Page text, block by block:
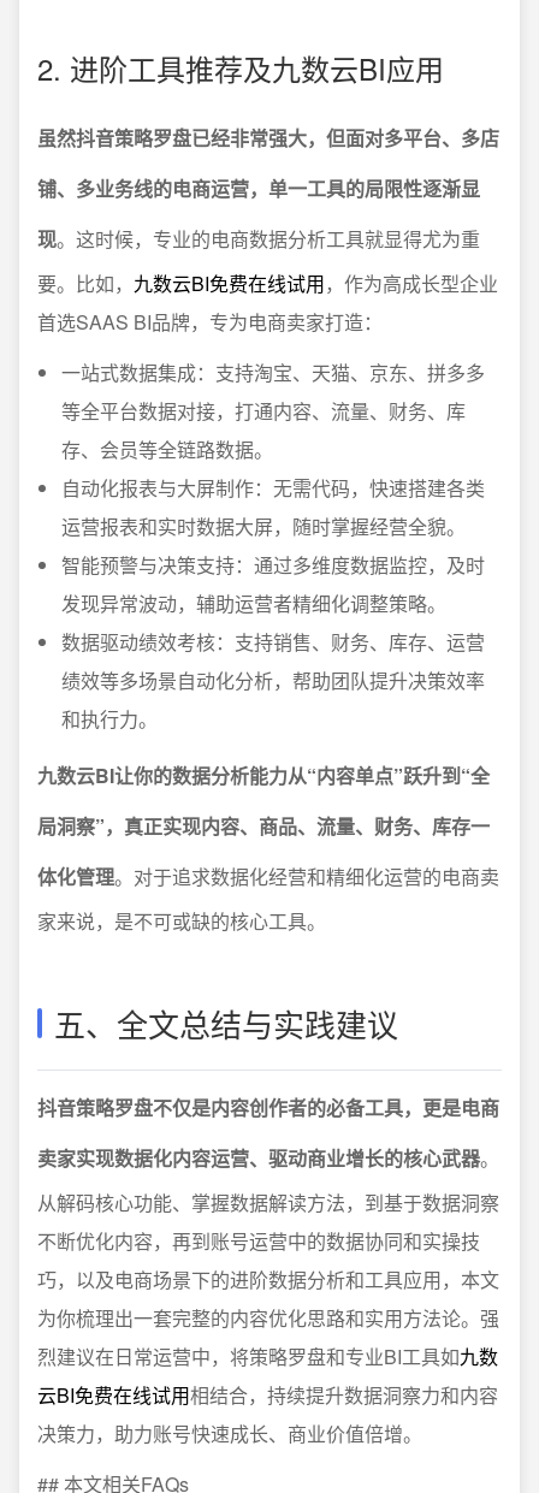
2. 进阶工具推荐及九数云BI应用
虽然抖音策略罗盘已经非常强大，但面对多平台、多店
铺、多业务线的电商运营，单一工具的局限性逐渐显
现。这时候，专业的电商数据分析工具就显得尤为重
要。比如， 九数云BI免费在线试用，作为高成长型企业
首选SAAS BI品牌，专为电商卖家打造：
一站式数据集成：支持淘宝、天猫、京东、拼多多
等全平台数据对接，打通内容、流量、财务、库
存、会员等全链路数据。
自动化报表与大屏制作：无需代码，快速搭建各类
运营报表和实时数据大屏，随时掌握经营全貌。
智能预警与决策支持：通过多维度数据监控，及时
发现异常波动，辅助运营者精细化调整策略。
数据驱动绩效考核：支持销售、财务、库存、运营
绩效等多场景自动化分析，帮助团队提升决策效率
和执行力。
九数云BI让你的数据分析能力从“内容单点”跃升到“全
局洞察”，真正实现内容、商品、流量、财务、库存一
体化管理。对于追求数据化经营和精细化运营的电商卖
家来说，是不可或缺的核心工具。
五、全文总结与实践建议
抖音策略罗盘不仅是内容创作者的必备工具，更是电商
卖家实现数据化内容运营、驱动商业增长的核心武器。
从解码核心功能、掌握数据解读方法，到基于数据洞察
不断优化内容，再到账号运营中的数据协同和实操技
巧，以及电商场景下的进阶数据分析和工具应用，本文
为你梳理出一套完整的内容优化思路和实用方法论。强
烈建议在日常运营中，将策略罗盘和专业BI工具如九数
云BI免费在线试用相结合，持续提升数据洞察力和内容
决策力，助力账号快速成长、商业价值倍增。
## 本文相关FAQs